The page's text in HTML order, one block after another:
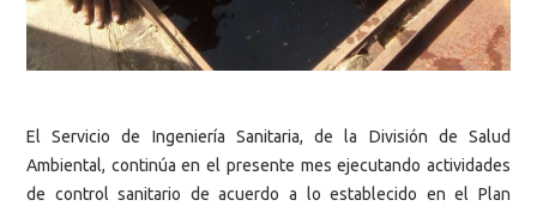
El Servicio de Ingeniería Sanitaria, de la División de Salud
Ambiental, continúa en el presente mes ejecutando actividades
de control sanitario de acuerdo a lo establecido en el Plan